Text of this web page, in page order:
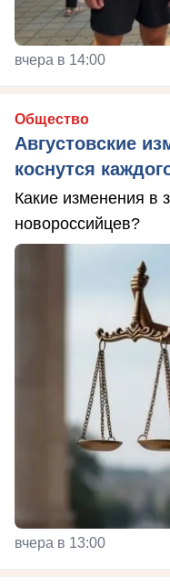
вчера в 14:00
Общество
Августовские
коснутся
Какие изменения в
новороссийцев?
вчера в 13:00